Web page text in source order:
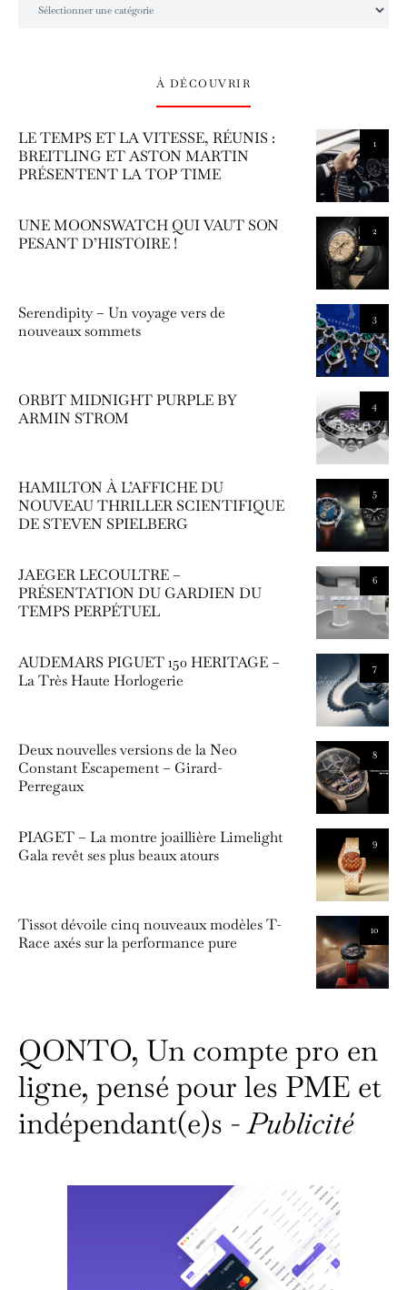
À DÉCOUVRIR
1
LE TEMPS ET LA VITESSE, RÉUNIS :
BREITLING ET ASTON MARTIN
PRÉSENTENT LA TOP TIME
2
UNE MOONSWATCH QUI VAUT SON
PESANT D’HISTOIRE !
3
Serendipity – Un voyage vers de
nouveaux sommets
4
ORBIT MIDNIGHT PURPLE BY
ARMIN STROM
5
HAMILTON À L’AFFICHE DU
NOUVEAU THRILLER SCIENTIFIQUE
DE STEVEN SPIELBERG
6
JAEGER LECOULTRE –
PRÉSENTATION DU GARDIEN DU
TEMPS PERPÉTUEL
7
AUDEMARS PIGUET 150 HERITAGE –
La Très Haute Horlogerie
8
Deux nouvelles versions de la Neo
Constant Escapement – Girard-
Perregaux
9
PIAGET – La montre joaillière Limelight
Gala revêt ses plus beaux atours
10
Tissot dévoile cinq nouveaux modèles T-
Race axés sur la performance pure
QONTO, Un compte pro en
ligne, pensé pour les PME et
indépendant(e)s -Publicité